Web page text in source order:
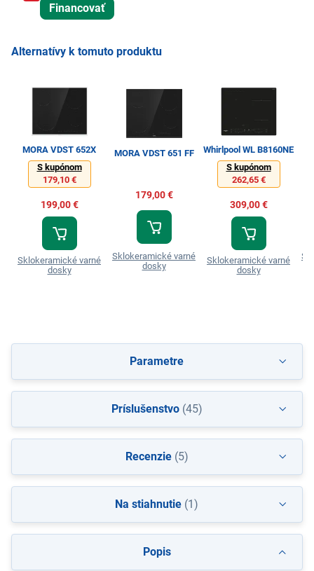
Financovať
Alternatívy k tomuto produktu
MORA VDST 652X
S kupónom
179,10 €
199,00 €
Sklokeramické varné
dosky
MORA VDST 651 FF
179,00 €
Sklokeramické varné
dosky
Whirlpool WL B8160NE
S kupónom
262,65 €
309,00 €
Sklokeramické varné
dosky
Popis
Parametre
Príslušenstvo(45)
Recenzie(5)
Na stiahnutie (1)